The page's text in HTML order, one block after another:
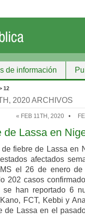
de información
12
2020 ARCHIVOS
« FEB 11TH, 2020 •
de Lassa en
de fiebre de Lassa en
afectados
el 26 de enero
202 casos
se han reportado 6
FCT, Kebbi y
de Lassa en el